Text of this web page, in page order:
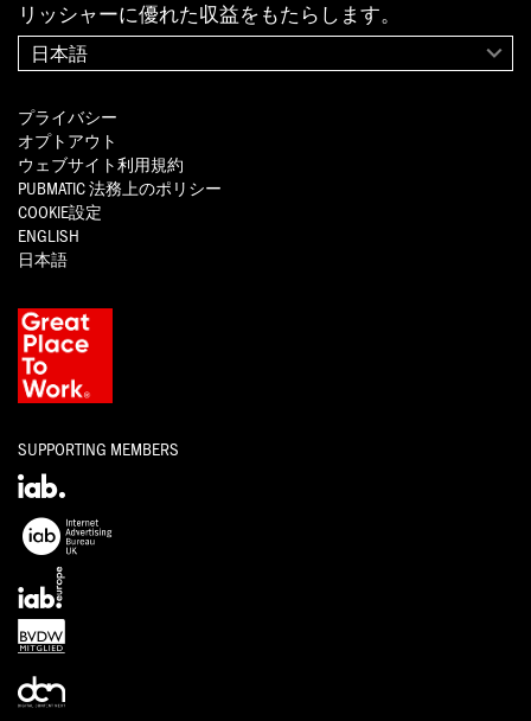
リッシャーに優れた収益をもたらします。
日本語
プライバシー
オプトアウト
ウェブサイト利用規約
PUBMATIC 法務上のポリシー
COOKIE設定
ENGLISH
日本語
SUPPORTING MEMBERS